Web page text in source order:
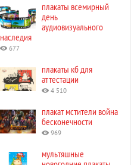
плакаты всемирный
день
аудиовизуального
наследия
677
плакаты кб для
аттестации
4 510
плакат мстители война
бесконечности
969
мультяшные